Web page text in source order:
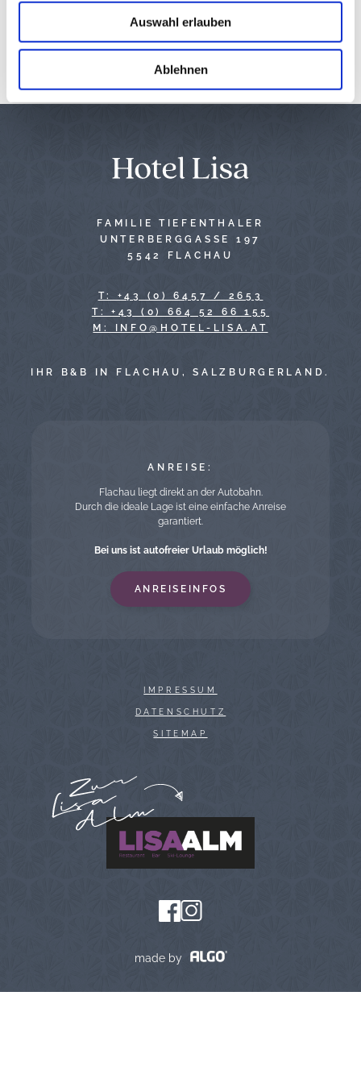
l
Auswahl erlauben
Ablehnen
AUSFLÜGE PLANEN
ANREISE:
Flachau liegt direkt an der Autobahn.
Durch die ideale Lage ist eine einfache Anreise
garantiert.
Bei uns ist autofreier Urlaub möglich!
ANREISEINFOS
FAMILIE TIEFENTHALER
UNTERBERGGASSE 197
5542 FLACHAU
T: +43 (0) 6457 / 2653
T: +43 (0) 664 52 66 155
TA.ASIL-LETOH@OFNI :M
IHR B&B IN FLACHAU, SALZBURGERLAND.
IMPRESSUM
DATENSCHUTZ
SITEMAP
made by